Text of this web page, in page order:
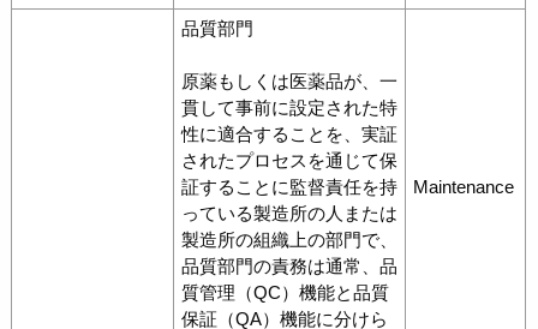
品質部門
原薬もしくは医薬品が、一
貫して事前に設定された特
性に適合することを、実証
されたプロセスを通じて保
証することに監督責任を持
っている製造所の人または
製造所の組織上の部門で、
品質部門の責務は通常、品
質管理（QC）機能と品質
保証（QA）機能に分けら
Maintenance